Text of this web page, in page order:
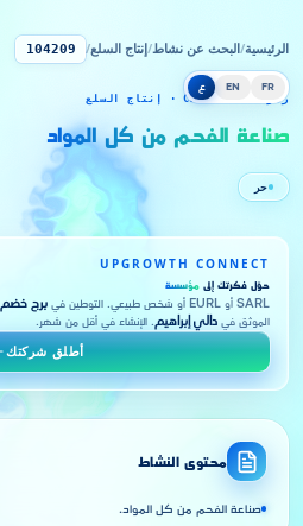
FR
EN ع
الرئيسية/البحث عن نشاط/إنتاج السلع/
104209
رمز CNRC 104209 · إنتاج السلع
صناعة الفحم من كل المواد
حر
UPGROWTH CONNECT
حوّل فكرتك إلى مؤسسة
SARL أو EURL أو شخص طبيعي. التوطين في برج خضم
الموثق في دالي إبراهيم . الإنشاء في أقل من شهر.
أطلق شركتك
محتوى النشاط
صناعة الفحم من كل المواد.